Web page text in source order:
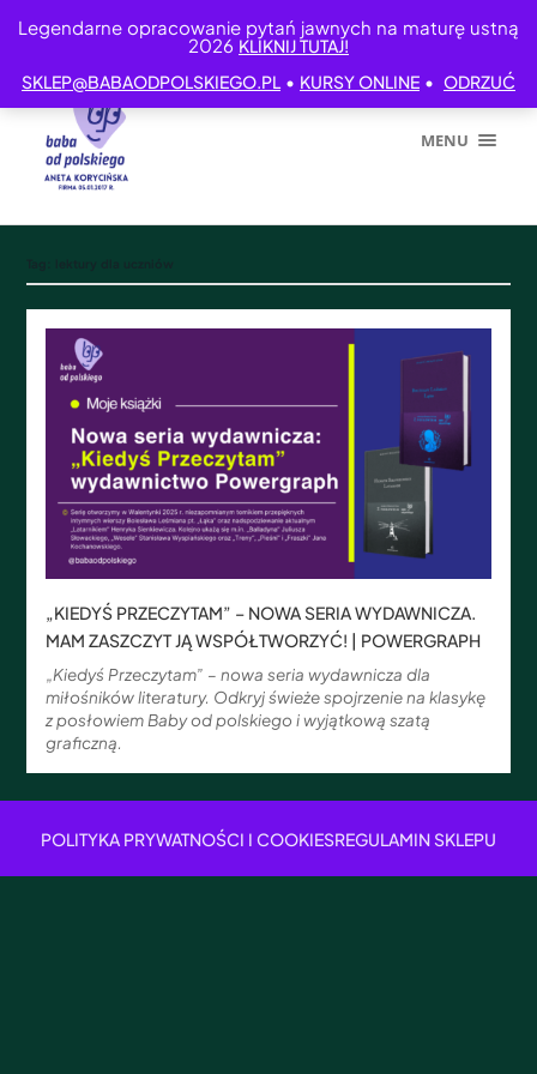
Legendarne opracowanie pytań jawnych na maturę ustną
2026 KLIKNIJ TUTAJ!
SKLEP@BABAODPOLSKIEGO.PL • KURSY ONLINE • ODRZUĆ
MENU
„KIEDYŚ PRZECZYTAM” – NOWA SERIA WYDAWNICZA.
MAM ZASZCZYT JĄ WSPÓŁTWORZYĆ! | POWERGRAPH
„Kiedyś Przeczytam” – nowa seria wydawnicza dla
miłośników literatury. Odkryj świeże spojrzenie na klasykę
z posłowiem Baby od polskiego i wyjątkową szatą
graficzną.
POLITYKA PRYWATNOŚCI I COOKIESREGULAMIN SKLEPU